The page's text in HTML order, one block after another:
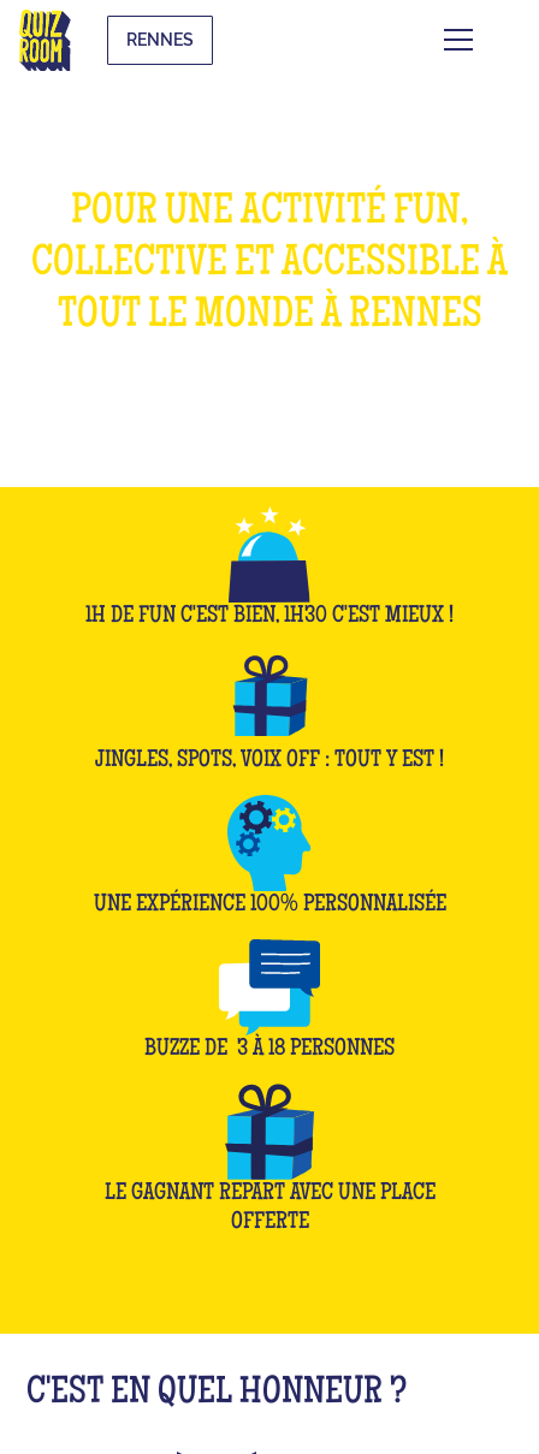
RENNES
POUR UNE ACTIVITÉ FUN,
COLLECTIVE ET ACCESSIBLE À
TOUT LE MONDE À RENNES
1H DE FUN C'EST BIEN, 1H30 C'EST MIEUX !
JINGLES, SPOTS, VOIX OFF : TOUT Y EST !
UNE EXPÉRIENCE 100% PERSONNALISÉE
BUZZE DE 3 À 18 PERSONNES
LE GAGNANT REPART AVEC UNE PLACE
OFFERTE
C'EST EN QUEL HONNEUR ?